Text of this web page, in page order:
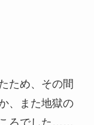
ため、その間
、また地獄の